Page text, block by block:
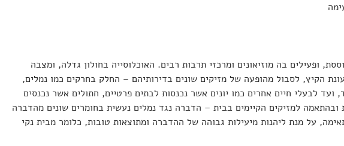
ופעילים בה מוזיאונים ומרכזי תרבות רבים. האוכלוסייה בחולון גדלה, ומצבה
הקיץ, לסבול מהופעה של מזיקים שונים בדירותיהם – החלק בחרקים כמו נמלים,
לבעלי חיים אחרים כמו יונים אשר נכנסות לבתים פרטיים, חתולים אשר נכנסים
למזיקים הקיימים בבית – הדברה נגד נמלים נעשית בחומרים שונים מהדברה
על מנת ליהנות מיעילות גבוהה של ההדברה ומתוצאות טובות, כלומר מבית נקי